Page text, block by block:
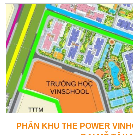
PHÂN KHU THE POWER